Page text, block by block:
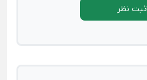
ثبت نظر